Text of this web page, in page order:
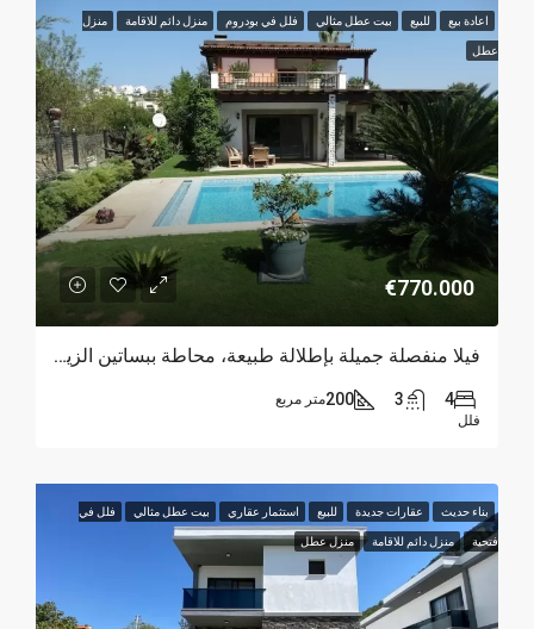
اعادة بيع للبيع بيت عطل مثالي فلل في بودروم منزل دائم للاقامة منزل
عطل
€770.000
فيلا منفصلة جميلة بإطلالة طبيعة، محاطة ببساتين الزيتون في بودروم
4
3
200متر مربع
فلل
بناء حديث عقارات جديدة للبيع استثمار عقاري بيت عطل مثالي فلل في
فتحية منزل دائم للاقامة منزل عطل